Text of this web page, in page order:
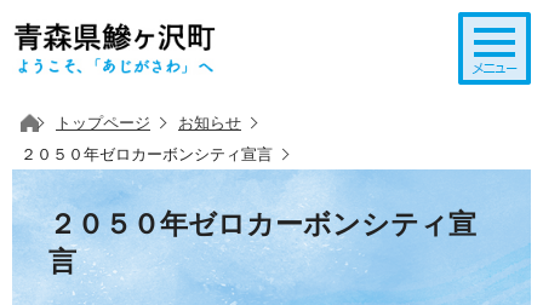
トップページ
お知らせ
２０５０年ゼロカーボンシティ宣言
２０５０年ゼロカーボンシティ宣
言